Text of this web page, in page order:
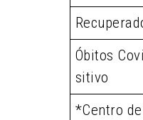
Óbitos
sitivo
*Centro